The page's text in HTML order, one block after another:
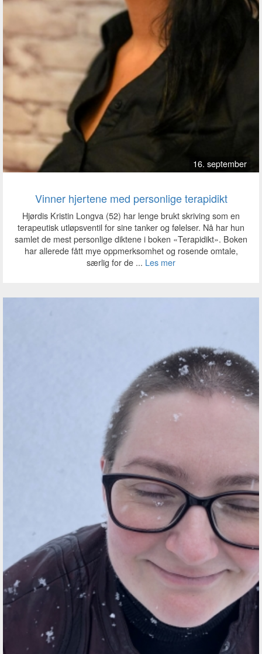
16. september
Vinner hjertene med personlige terapidikt
Hjørdis Kristin Longva (52) har lenge brukt skriving som en
terapeutisk utløpsventil for sine tanker og følelser. Nå har hun
samlet de mest personlige diktene i boken «Terapidikt». Boken
har allerede fått mye oppmerksomhet og rosende omtale,
særlig for de ... Les mer